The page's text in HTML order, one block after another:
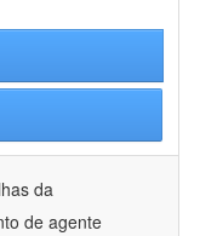
da
de agente